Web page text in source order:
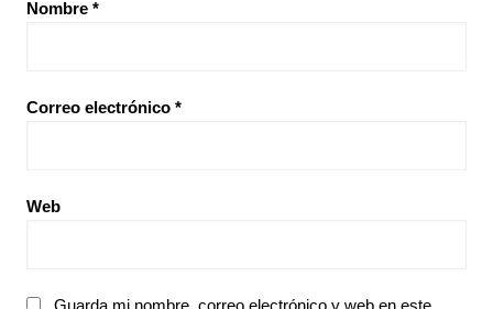
Nombre *
Correo electrónico *
Web
Guarda mi nombre, correo electrónico y web en este